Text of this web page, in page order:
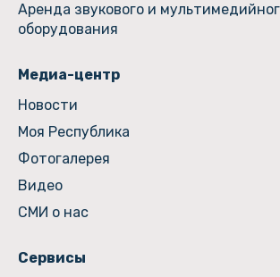
Аренда звукового и
оборудования
Медиа-центр
Новости
Моя Республика
Фотогалерея
Видео
СМИ о нас
Сервисы